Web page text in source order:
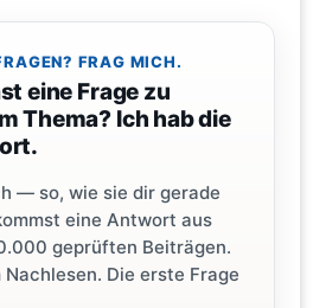
FRAG MICH.
eine Frage zu
Thema? Ich hab die
— so, wie sie dir gerade
eine Antwort aus
geprüften Beiträgen.
Die erste Frage